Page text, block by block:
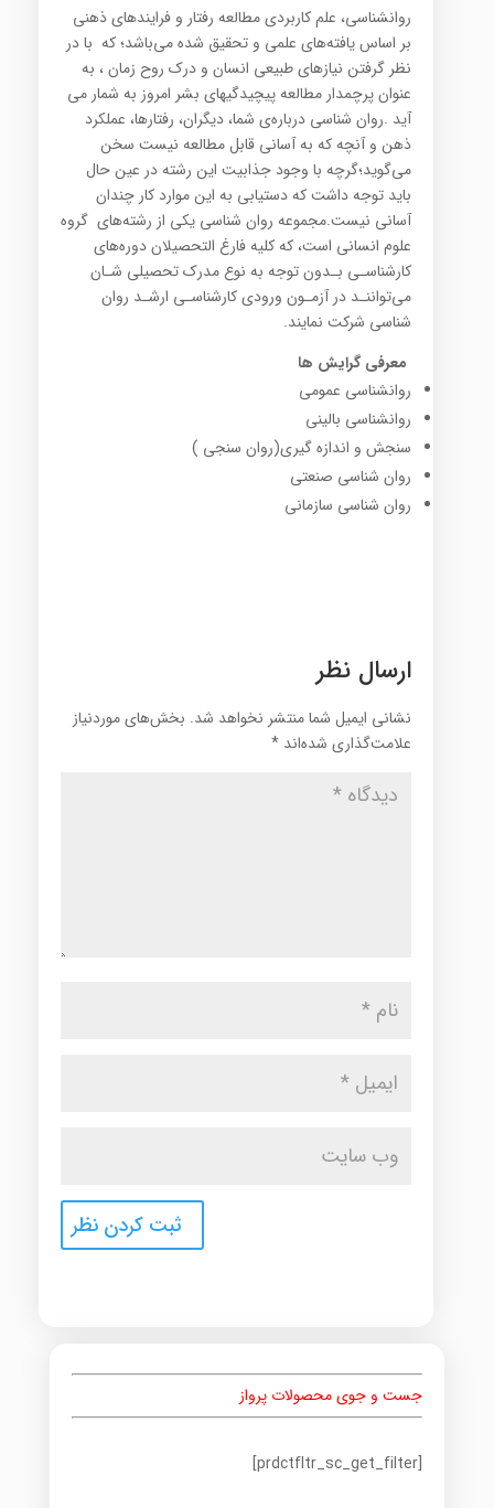
روانشناسی، علم کاربردی مطالعه رفتار و فرایندهای ذهنی
بر اساس یافته‌های علمی و تحقیق شده می‌باشد؛ که با در
نظر گرفتن نيازهاي طبيعي انسان و درك روح زمان ، به
عنوان پرچمدار مطالعه پيچيدگي‎هاي بشر امروز به شمار می
آید .روان شناسي درباره‌ي شما، ديگران، رفتارها، عملكرد
ذهن و آنچه كه به آساني قابل مطالعه نيست سخن
مي‌گويد؛گرچه با وجود جذابيت اين رشته در عين حال
بايد توجه داشت كه دستيابي به ‌اين موارد كار چندان
آساني نيست.مجموعه روان شناسي يكي از رشته‌هاي گروه
علوم انساني است، كه كليه فارغ التحصيلان دوره‌هاي
كارشناسـي بـدون توجه به نوع مدرك تحصيلي شـان
مي‌تواننـد در آزمـون ورودي كارشناسـي ارشـد روان
شناسي شركت نمايند‌.
معرفی گرایش ها
روانشناسی عمومی
روانشناسی بالینی
سنجش و اندازه گیری(روان سنجی )
روان شناسی صنعتی
روان شناسی سازمانی
ارسال نظر
نشانی ایمیل شما منتشر نخواهد شد. بخش‌های موردنیاز
علامت‌گذاری شده‌اند *
جست و جوی محصولات پرواز
[prdctfltr_sc_get_filter]